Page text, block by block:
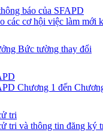
báo của SFAPD
các cơ hội việc làm mới
Bức tường thay đổi
Chương 1 đến
tri
tri và thông tin đăng ký